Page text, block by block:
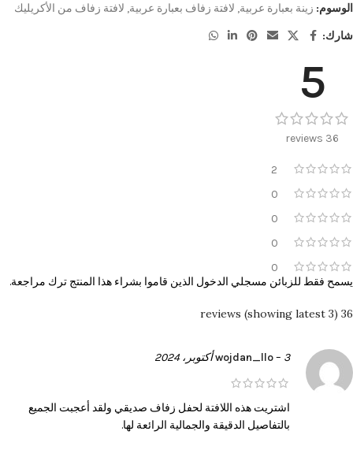
الوسوم: زينة بعبارة عربية, لافتة زفاف بعبارة عربية, لافتة زفاف من الأكريليك
شارك:
5
36 reviews
2
0
0
0
0
36 reviews (showing latest 3)
wojdan_llo– 3 أكتوبر، 2024
اشتريت هذه اللافتة لحفل زفاف صديقي ولقد أعجبت الجميع
بالتفاصيل الدقيقة والجمالية الرائعة لها.
يسمح فقط للزبائن مسجلي الدخول الذين قاموا بشراء هذا المنتج ترك مراجعة.